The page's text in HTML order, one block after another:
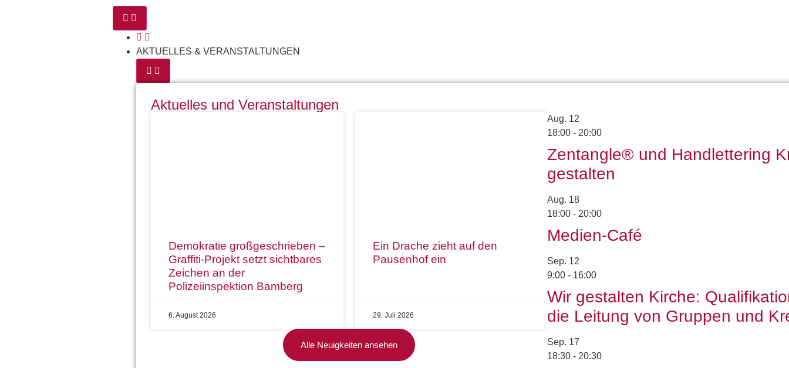
AKTUELLES & VERANSTALTUNGEN
Aktuelles und Veranstaltungen
Demokratie großgeschrieben –
Graffiti-Projekt setzt sichtbares
Zeichen an der
Polizeiinspektion Bamberg
6. August 2026
Ein Drache zieht auf den
Pausenhof ein
29. Juli 2026
Alle Neuigkeiten ansehen
Aug. 12
18:00 - 20:00
Zentangle® und Handlettering
gestalten
Aug. 18
18:00 - 20:00
Medien-Café
Sep. 12
9:00 - 16:00
Wir gestalten Kirche:
die Leitung von Gruppen und
Sep. 17
18:30 - 20:30